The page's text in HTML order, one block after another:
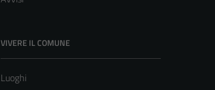
VIVERE IL COMUNE
Luoghi